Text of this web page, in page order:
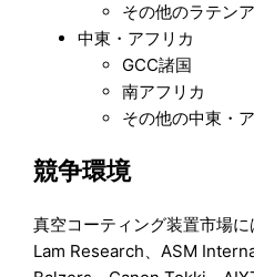
その他のラテン
中東・アフリカ
GCC諸国
南アフリカ
その他の中東・
競争環境
真空コーティング装置市場
Lam Research、ASM